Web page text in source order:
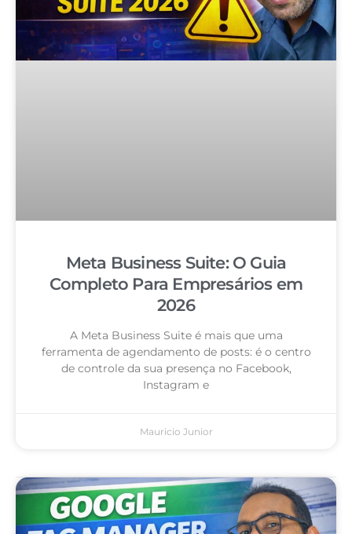
Meta Business Suite: O Guia
Completo Para Empresários em
2026
A Meta Business Suite é mais que uma
ferramenta de agendamento de posts: é o centro
de controle da sua presença no Facebook,
Instagram e
Mauricio Junior